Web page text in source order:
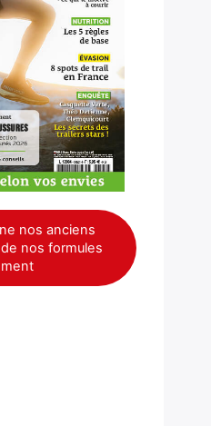
nos anciens
nos formules